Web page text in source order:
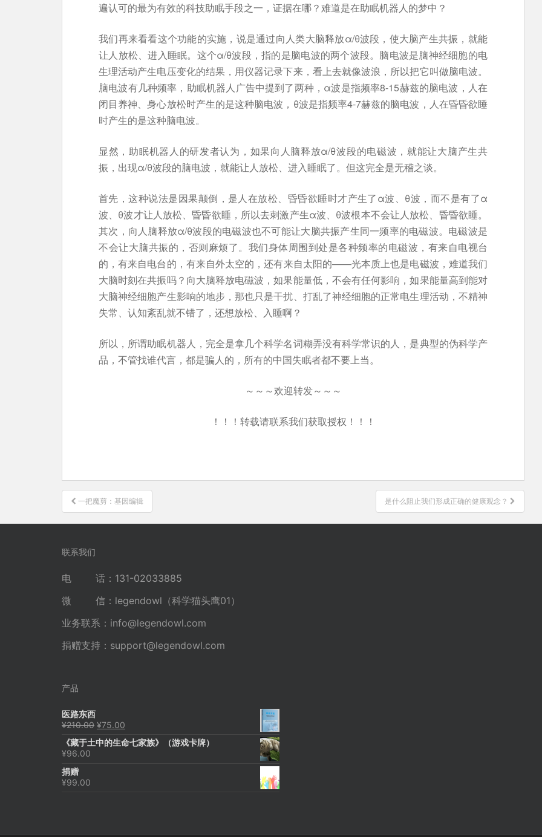
遍认可的最为有效的科技助眠手段之一，证据在哪？难道是在助眠机器人的梦中？
我们再来看看这个功能的实施，说是通过向人类大脑释放α/θ波段，使大脑产生共振，就能
让人放松、进入睡眠。这个α/θ波段，指的是脑电波的两个波段。脑电波是脑神经细胞的电
生理活动产生电压变化的结果，用仪器记录下来，看上去就像波浪，所以把它叫做脑电波。
脑电波有几种频率，助眠机器人广告中提到了两种，α波是指频率8-15赫兹的脑电波，人在
闭目养神、身心放松时产生的是这种脑电波，θ波是指频率4-7赫兹的脑电波，人在昏昏欲睡
时产生的是这种脑电波。
显然，助眠机器人的研发者认为，如果向人脑释放α/θ波段的电磁波，就能让大脑产生共
振，出现α/θ波段的脑电波，就能让人放松、进入睡眠了。但这完全是无稽之谈。
首先，这种说法是因果颠倒，是人在放松、昏昏欲睡时才产生了α波、θ波，而不是有了α
波、θ波才让人放松、昏昏欲睡，所以去刺激产生α波、θ波根本不会让人放松、昏昏欲睡。
其次，向人脑释放α/θ波段的电磁波也不可能让大脑共振产生同一频率的电磁波。电磁波是
不会让大脑共振的，否则麻烦了。我们身体周围到处是各种频率的电磁波，有来自电视台
的，有来自电台的，有来自外太空的，还有来自太阳的——光本质上也是电磁波，难道我们
大脑时刻在共振吗？向大脑释放电磁波，如果能量低，不会有任何影响，如果能量高到能对
大脑神经细胞产生影响的地步，那也只是干扰、打乱了神经细胞的正常电生理活动，不精神
失常、认知紊乱就不错了，还想放松、入睡啊？
所以，所谓助眠机器人，完全是拿几个科学名词糊弄没有科学常识的人，是典型的伪科学产
品，不管找谁代言，都是骗人的，所有的中国失眠者都不要上当。
～～～欢迎转发～～～
！！！转载请联系我们获取授权！！！
文
章
导
一把魔剪：基因编辑 是什么阻止我们形成正确的健康观念？
联系我们
电 话：131-02033885
微 信：legendowl（科学猫头鹰01）
业务联系： info@legendowl.com
捐赠支持： support@legendowl.com
产品
医路东西
¥210.00 原
为：
¥75.00
价
《藏于土中的生命七家族》（游戏卡牌）
¥96.00
捐赠
¥99.00